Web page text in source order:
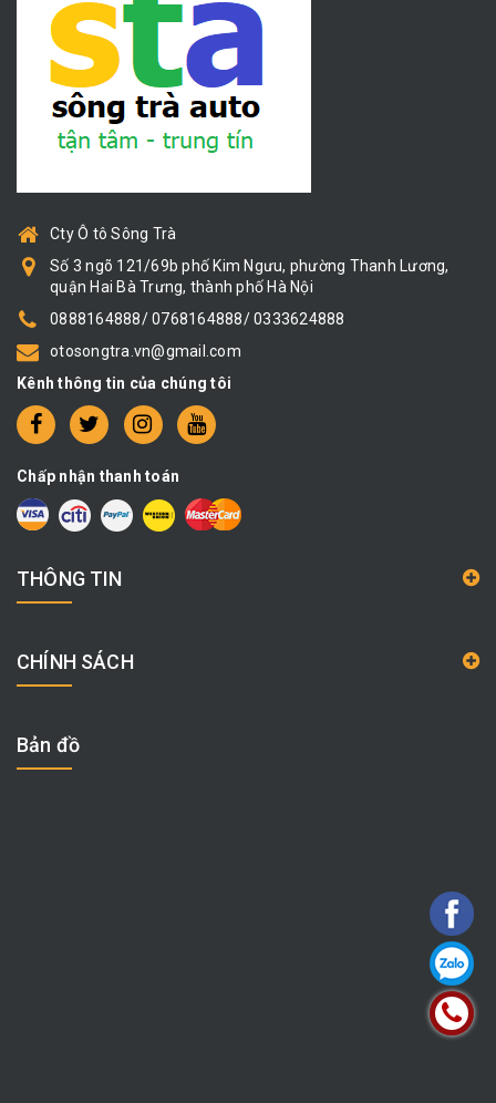
Cty Ô tô Sông Trà
Số 3 ngõ 121/69b phố Kim Ngưu, phường Thanh Lương,
quận Hai Bà Trưng, thành phố Hà Nội
0888164888/ 0768164888/ 0333624888
otosongtra.vn@gmail.com
Kênh thông tin của chúng tôi
Chấp nhận thanh toán
THÔNG TIN
CHÍNH SÁCH
Bản đồ